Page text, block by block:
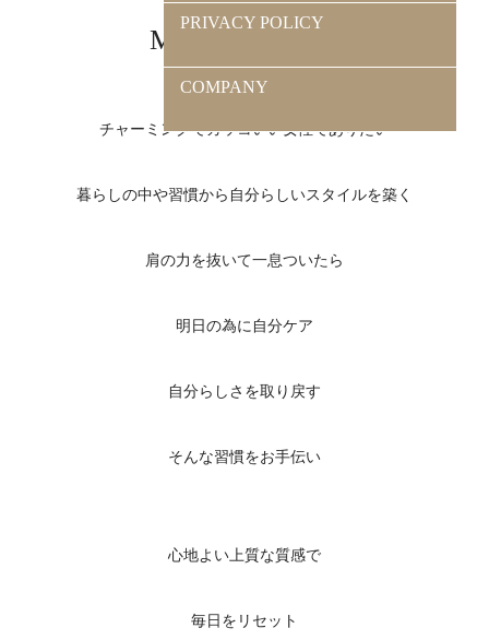
PRIVACY POLICY
COMPANY
Mlachic STORE
チャーミングでカッコいい女性でありたい
暮らしの中や習慣から自分らしいスタイルを築く
肩の力を抜いて一息ついたら
明日の為に自分ケア
自分らしさを取り戻す
そんな習慣をお手伝い
心地よい上質な質感で
毎日をリセット